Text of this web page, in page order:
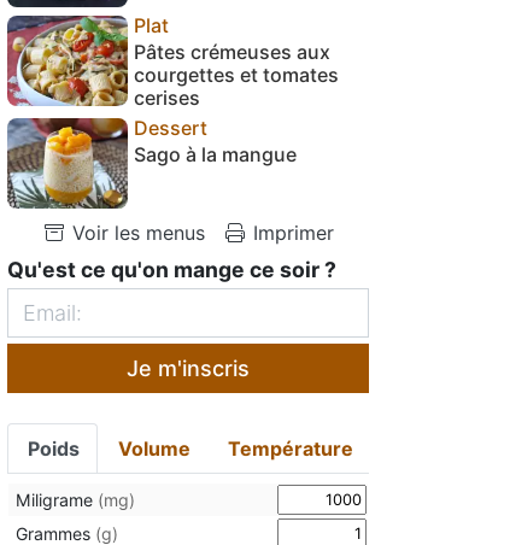
Plat
Pâtes crémeuses aux
courgettes et tomates
cerises
Dessert
Sago à la mangue
Voir les menus Imprimer
Qu'est ce qu'on mange ce soir ?
Je m'inscris
Poids Volume Température
Miligrame (mg)
Grammes (g)